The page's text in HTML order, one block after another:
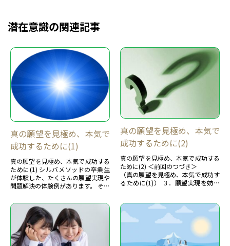
潜在意識の関連記事
真の願望を見極め、本気で
成功するために(1)
真の願望を見極め、本気で成功する
ために(1) シルバメソッドの卒業生
が体験した、たくさんの願望実現や
問題解決の体験例があります。 その
を脱して、願望を成し遂げた...
真の願望を見極め、本気で
成功するために(2)
真の願望を見極め、本気で成功する
ために(2) ＜前回のつづき＞
（真の願望を見極め、本気で成功す
るために(1)） ３．願望実現を妨げ
寄せるもの、かつ...